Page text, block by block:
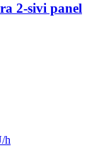
2-sivi panel
h